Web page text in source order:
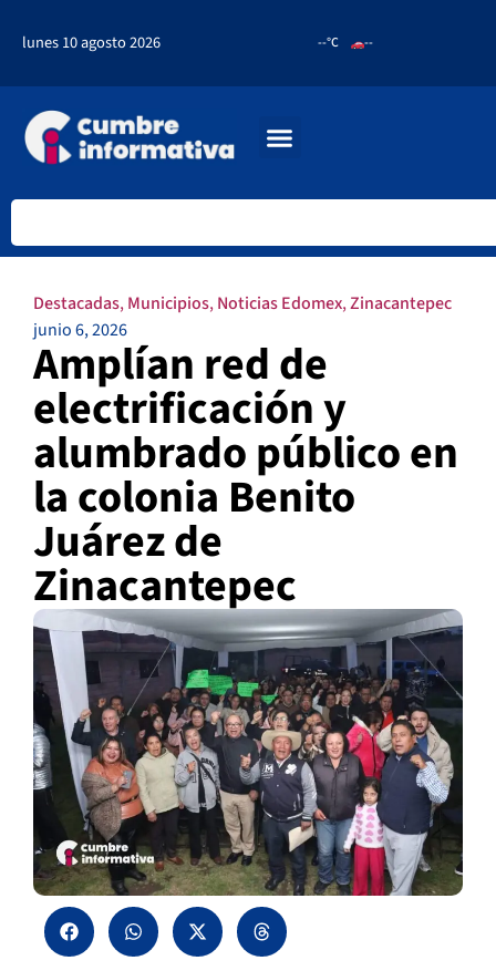
lunes 10 agosto 2026 --°C --
Destacadas,Municipios,Noticias Edomex,Zinacantepec
junio 6, 2026
Amplían red de
electrificación y
alumbrado público en
la colonia Benito
Juárez de
Zinacantepec